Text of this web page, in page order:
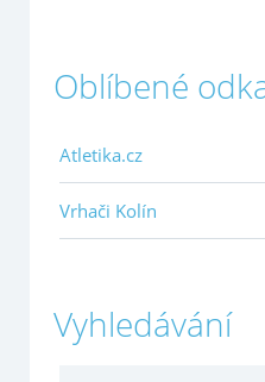
Oblíbené
Atletika.cz
Vrhači Kolín
Vyhledávání